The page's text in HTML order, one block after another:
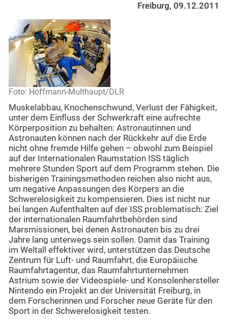
Freiburg, 09.12.2011
Foto: Hoffmann-Multhaupt/DLR
Muskelabbau, Knochenschwund, Verlust der Fähigkeit,
unter dem Einfluss der Schwerkraft eine aufrechte
Körperposition zu behalten: Astronautinnen und
Astronauten können nach der Rückkehr auf die Erde
nicht ohne fremde Hilfe gehen – obwohl zum Beispiel
auf der Internationalen Raumstation ISS täglich
mehrere Stunden Sport auf dem Programm stehen. Die
bisherigen Trainingsmethoden reichen also nicht aus,
um negative Anpassungen des Körpers an die
Schwerelosigkeit zu kompensieren. Dies ist nicht nur
bei langen Aufenthalten auf der ISS problematisch: Ziel
der internationalen Raumfahrtbehörden sind
Marsmissionen, bei denen Astronauten bis zu drei
Jahre lang unterwegs sein sollen. Damit das Training
im Weltall effektiver wird, unterstützen das Deutsche
Zentrum für Luft- und Raumfahrt, die Europäische
Raumfahrtagentur, das Raumfahrtunternehmen
Astrium sowie der Videospiele- und Konsolenhersteller
Nintendo ein Projekt an der Universität Freiburg, in
dem Forscherinnen und Forscher neue Geräte für den
Sport in der Schwerelosigkeit testen.